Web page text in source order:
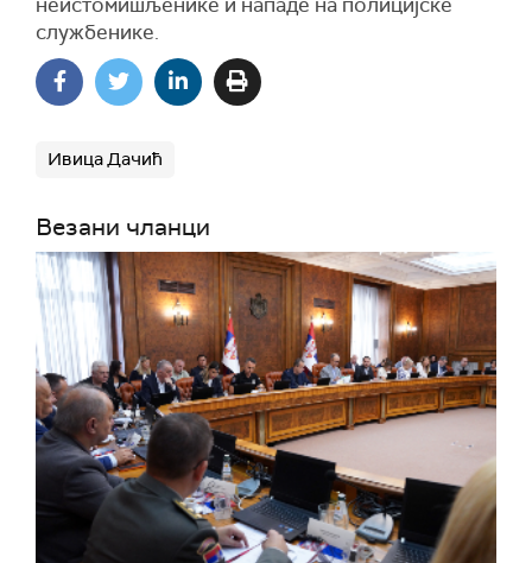
неистомишљенике и нападе на полицијске
службенике.
Ивица Дачић
Везани чланци